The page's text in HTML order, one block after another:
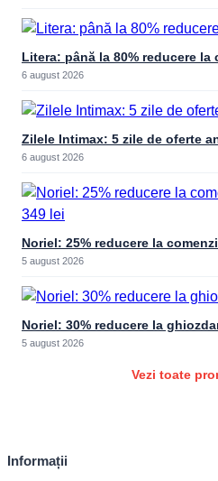
Litera: până la 80% reducere
6 august 2026
Zilele Intimax: 5 zile de oferte
6 august 2026
Noriel: 25% reducere la
5 august 2026
Noriel: 30% reducere la
5 august 2026
Vezi toate
Informații